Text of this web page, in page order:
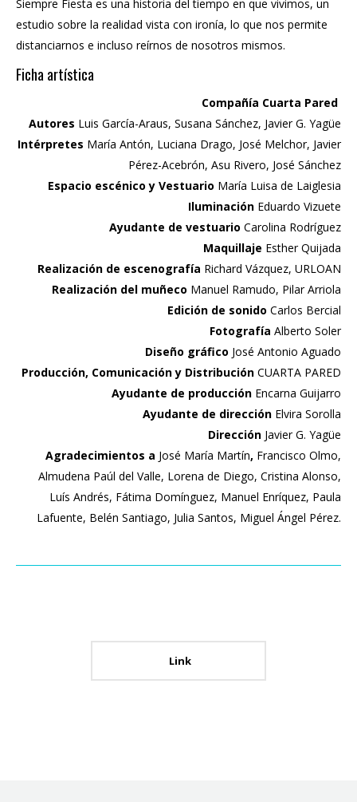
Siempre Fiesta es una historia del tiempo en que vivimos, un
estudio sobre la realidad vista con ironía, lo que nos permite
distanciarnos e incluso reírnos de nosotros mismos.
Ficha artística
Compañía Cuarta Pared
Autores Luis García-Araus, Susana Sánchez, Javier G. Yagüe
Intérpretes María Antón, Luciana Drago, José Melchor, Javier
Pérez-Acebrón, Asu Rivero, José Sánchez
Espacio escénico y Vestuario María Luisa de Laiglesia
Iluminación Eduardo Vizuete
Ayudante de vestuario Carolina Rodríguez
Maquillaje Esther Quijada
Realización de escenografía Richard Vázquez, URLOAN
Realización del muñeco Manuel Ramudo, Pilar Arriola
Edición de sonido Carlos Bercial
Fotografía Alberto Soler
Diseño gráfico José Antonio Aguado
Producción, Comunicación y Distribución CUARTA PARED
Ayudante de producción Encarna Guijarro
Ayudante de dirección Elvira Sorolla
Dirección Javier G. Yagüe
Agradecimientos a José María Martín, Francisco Olmo,
Almudena Paúl del Valle, Lorena de Diego, Cristina Alonso,
Luís Andrés, Fátima Domínguez, Manuel Enríquez, Paula
Lafuente, Belén Santiago, Julia Santos, Miguel Ángel Pérez.
Link